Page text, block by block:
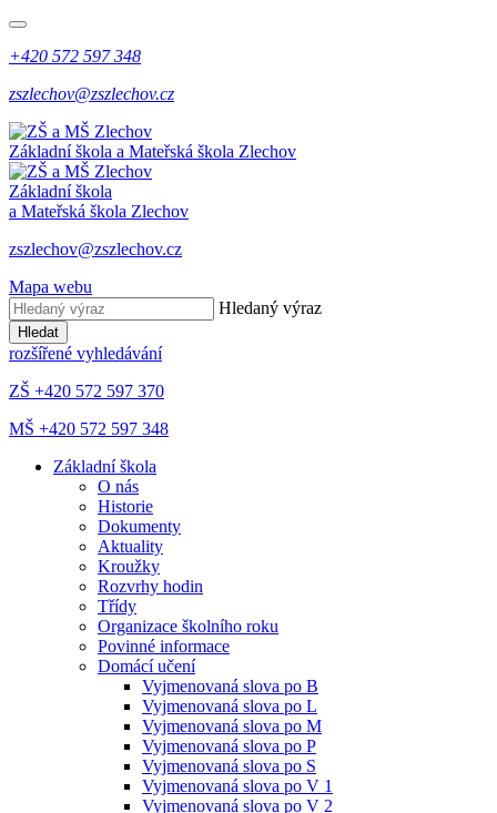
+420 572 597 348
zszlechov@zszlechov.cz
Základní škola a Mateřská škola Zlechov
Základní škola
a Mateřská škola Zlechov
zszlechov@zszlechov.cz
Mapa webu
Hledaný výraz
Hledat
rozšířené vyhledávání
ZŠ +420 572 597 370
MŠ +420 572 597 348
Základní škola
O nás
Historie
Dokumenty
Aktuality
Kroužky
Rozvrhy hodin
Třídy
Organizace školního roku
Povinné informace
Domácí učení
Vyjmenovaná slova po B
Vyjmenovaná slova po L
Vyjmenovaná slova po M
Vyjmenovaná slova po P
Vyjmenovaná slova po S
Vyjmenovaná slova po V 1
Vyjmenovaná slova po V 2